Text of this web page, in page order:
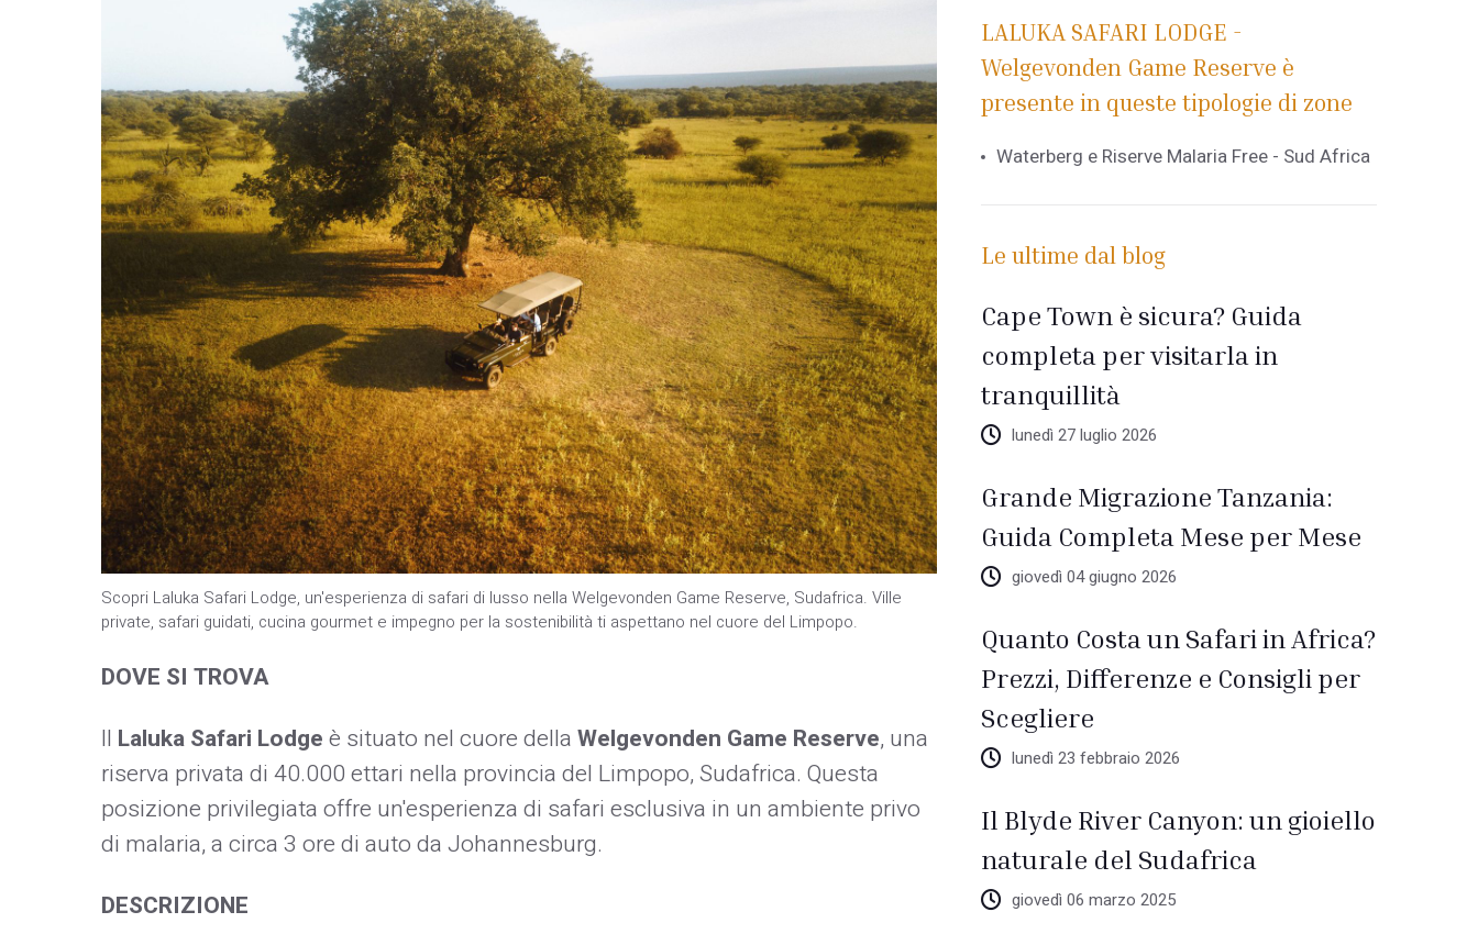
Scopri Laluka Safari Lodge, un'esperienza di safari di lusso nella Welgevonden Game Reserve, Sudafrica. Ville
private, safari guidati, cucina gourmet e impegno per la sostenibilità ti aspettano nel cuore del Limpopo.
DOVE SI TROVA
Il Laluka Safari Lodgeè situato nel cuore dellaWelgevonden Game Reserve, una
riserva privata di 40.000 ettari nella provincia del Limpopo, Sudafrica. Questa
posizione privilegiata offre un'esperienza di safari esclusiva in un ambiente privo
di malaria, a circa 3 ore di auto da Johannesburg. ​
DESCRIZIONE
LALUKA SAFARI LODGE -
Welgevonden Game Reserve è
presente in queste tipologie di zone
Waterberg e Riserve Malaria Free - Sud Africa
Le ultime dal blog
Cape Town è sicura? Guida
completa per visitarla in
tranquillità
lunedì 27 luglio 2026
Grande Migrazione Tanzania:
Guida Completa Mese per Mese
giovedì 04 giugno 2026
Quanto Costa un Safari in Africa?
Prezzi, Differenze e Consigli per
Scegliere
lunedì 23 febbraio 2026
Il Blyde River Canyon: un gioiello
naturale del Sudafrica
giovedì 06 marzo 2025